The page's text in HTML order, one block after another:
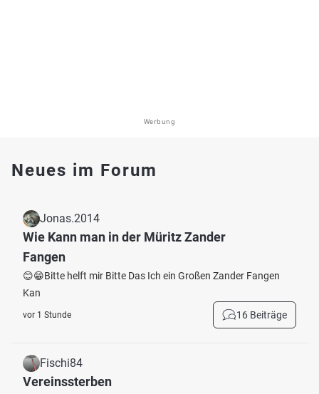
Werbung
Neues im Forum
Jonas.2014
Wie Kann man in der Müritz Zander
Fangen
😊😁Bitte helft mir Bitte Das Ich ein Großen Zander Fangen
Kan
vor 1 Stunde 16 Beiträge
Fischi84
Vereinssterben